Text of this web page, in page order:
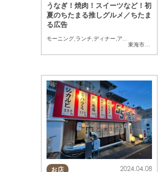
東海市大府市
うなぎ！焼肉！スイーツなど！初
夏のちたまる推しグルメ／ちたま
る広告
モーニング,ランチ,ディナー,アルコール
お店 2024.04.08